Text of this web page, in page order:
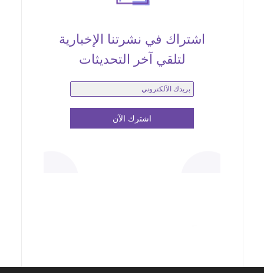
اشتراك في نشرتنا الإخبارية
لتلقي آخر التحديثات